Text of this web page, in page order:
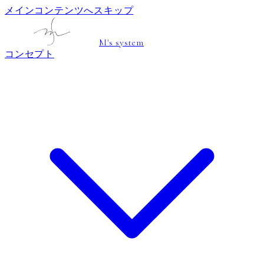
メインコンテンツへスキップ
M's system
コンセプト